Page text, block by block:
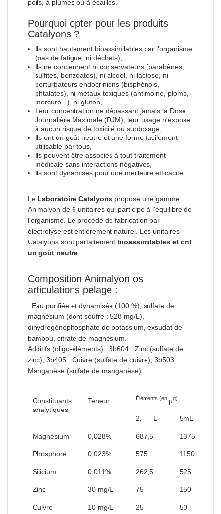
poils, à plumes ou à écailles.
Pourquoi opter pour les produits
Catalyons ?
Ils sont hautement bioassimilables par l'organisme
(pas de fatigue, ni déchets),
Ils ne contiennent ni conservateurs (parabènes,
sulfites, benzoates), ni alcool, ni lactose, ni
perturbateurs endocriniens (bisphénols,
phtalates), ni métaux toxiques (antimoine, plomb,
mercure...), ni gluten,
Leur concentration ne dépassant jamais la Dose
Journalière Maximale (DJM), leur usage n'expose
à aucun risque de toxicité ou surdosage,
Ils ont un goût neutre et une forme facilement
utilisable par tous,
Ils peuvent être associés à tout traitement
médicale sans interactions négatives,
Ils sont dynamisés pour une meilleure efficacité.
Le Laboratoire Catalyons propose une gamme
Animalyon de 6 unitaires qui participe à l'équilibre de
l'organisme. Le procédé de fabrication par
électrolyse est entièrement naturel. Les unitaires
Catalyons sont parfaitement bioassimilables et ont
un goût neutre
Composition Animalyon os
articulations pelage :
_Eau purifiée et dynamisée (100 %), sulfate de
magnésium (dont soufre : 528 mg/L),
dihydrogénophosphate de potassium, exsudat de
bambou, citrate de magnésium.
Additifs (oligo-éléments) : 3b604 : Zinc (sulfate de
zinc), 3b405 : Cuivre (sulfate de cuivre), 3b503 :
Manganèse (sulfate de manganèse).
Constituants
analytiques
Teneur Éléments (en µg)
2, L 5mL
Magnésium 0,028% 687,5 1375
Phosphore 0,023% 575 1150
Silicium 0,011% 262,5 525
Zinc 30 mg/L 75 150
Cuivre 10 mg/L 25 50